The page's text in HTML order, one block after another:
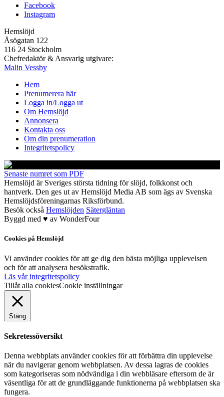
Facebook
Instagram
Hemslöjd
Åsögatan 122
116 24 Stockholm
Chefredaktör & Ansvarig utgivare:
Malin Vessby
Hem
Prenumerera här
Logga in/Logga ut
Om Hemslöjd
Annonsera
Kontakta oss
Om din prenumeration
Integritetspolicy
Senaste numret som PDF
Hemslöjd är Sveriges största tidning för slöjd, folkkonst och
hantverk. Den ges ut av Hemslöjd Media AB som ägs av Svenska
Hemslöjdsföreningarnas Riksförbund.
Besök också Hemslöjden Sätergläntan
Byggd med ♥ av WonderFour
Cookies på Hemslöjd
Vi använder cookies för att ge dig den bästa möjliga upplevelsen
och för att analysera besökstrafik.
Läs vår integritetspolicy
Tillåt alla cookiesCookie inställningar
Stäng
Sekretessöversikt
Denna webbplats använder cookies för att förbättra din upplevelse
när du navigerar genom webbplatsen. Av dessa lagras de cookies
som kategoriseras som nödvändiga i din webbläsare eftersom de är
väsentliga för att de grundläggande funktionerna på webbplatsen ska
fungera.